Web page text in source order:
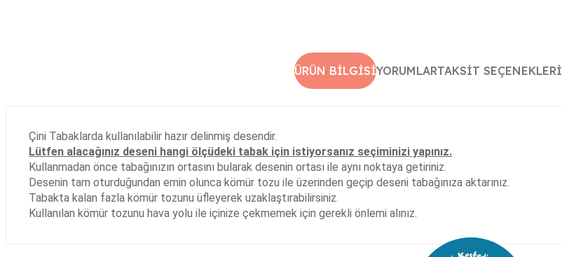
ÜRÜN BILGISIYORUMLARTAKSIT SEÇENEKLERI
Çini Tabaklarda kullanılabilir hazır delinmiş desendir.
Lütfen alacağınız deseni hangi ölçüdeki tabak için istiyorsanız seçiminizi yapınız.
Kullanmadan önce tabağınızın ortasını bularak desenin ortası ile aynı noktaya getiriniz.
Desenin tam oturduğundan emin olunca kömür tozu ile üzerinden geçip deseni tabağınıza aktarınız.
Tabakta kalan fazla kömür tozunu üfleyerek uzaklaştırabilirsiniz.
Kullanılan kömür tozunu hava yolu ile içinize çekmemek için gerekli önlemi alınız.
Bu ürüne ilk yorumu siz yapın!